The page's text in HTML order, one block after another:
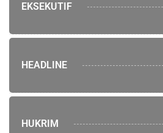
EKSEKUTIF
HEADLINE
HUKRIM